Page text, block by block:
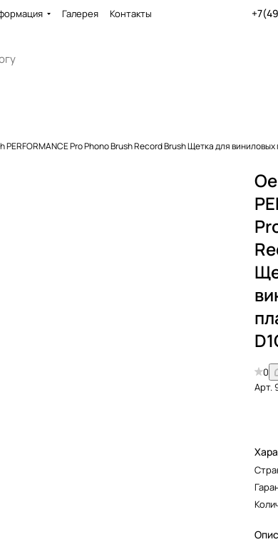
Галерея Контакты
PERFORMANCE Pro Phono Brush Record Brush Щетка для виниловых
0
Арт.